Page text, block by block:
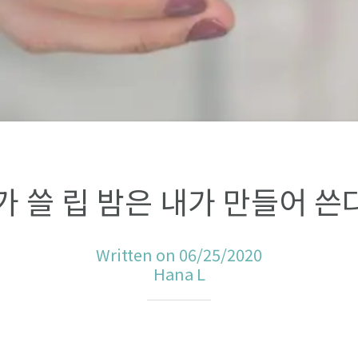
쓸 립 밤은 내가 만들어 쓴
Written on 06/25/2020
Hana L